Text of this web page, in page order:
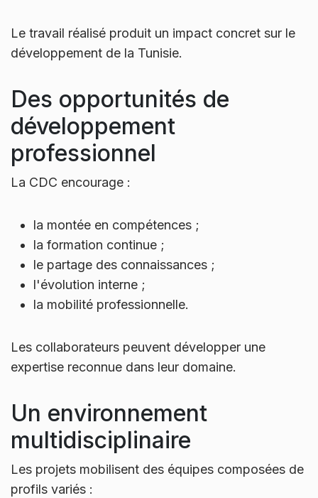
Le travail réalisé produit un impact concret sur le
développement de la Tunisie.
Des opportunités de
développement
professionnel
La CDC encourage :
la montée en compétences ;
la formation continue ;
le partage des connaissances ;
l'évolution interne ;
la mobilité professionnelle.
Les collaborateurs peuvent développer une
expertise reconnue dans leur domaine.
Un environnement
multidisciplinaire
Les projets mobilisent des équipes composées de
profils variés :